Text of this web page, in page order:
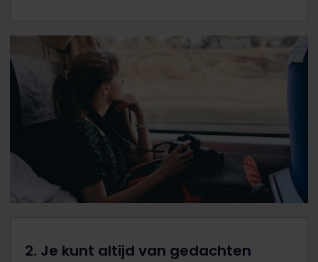
2. Je kunt altijd van gedachten